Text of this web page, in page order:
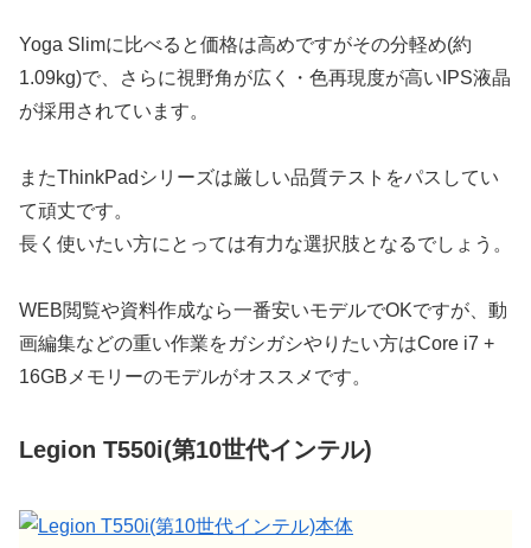
Yoga Slimに比べると価格は高めですがその分軽め(約
1.09kg)で、さらに視野角が広く・色再現度が高いIPS液晶
が採用されています。
またThinkPadシリーズは厳しい品質テストをパスしてい
て頑丈です。
長く使いたい方にとっては有力な選択肢となるでしょう。
WEB閲覧や資料作成なら一番安いモデルでOKですが、動
画編集などの重い作業をガシガシやりたい方はCore i7 +
16GBメモリーのモデルがオススメです。
Legion T550i(第10世代インテル)